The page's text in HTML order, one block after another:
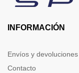
INFORMACIÓN
Envíos y devoluciones
Contacto